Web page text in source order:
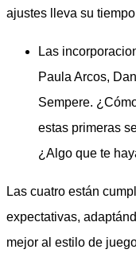
ajustes lleva su
Las
Paula Arcos,
Sempere.
estas primeras
¿Algo que te
Las cuatro están
expectativas,
mejor al estilo de